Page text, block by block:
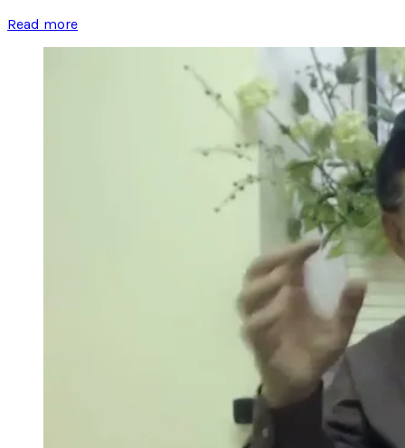
Read more